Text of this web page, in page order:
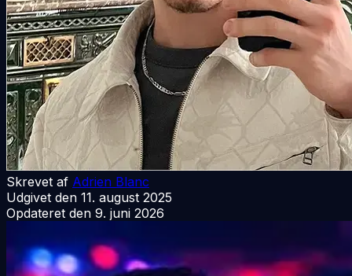
Skrevet af Adrien Blanc
Udgivet den 11. august 2025
Opdateret den 9. juni 2026